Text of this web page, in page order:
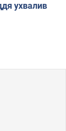
ухвалив